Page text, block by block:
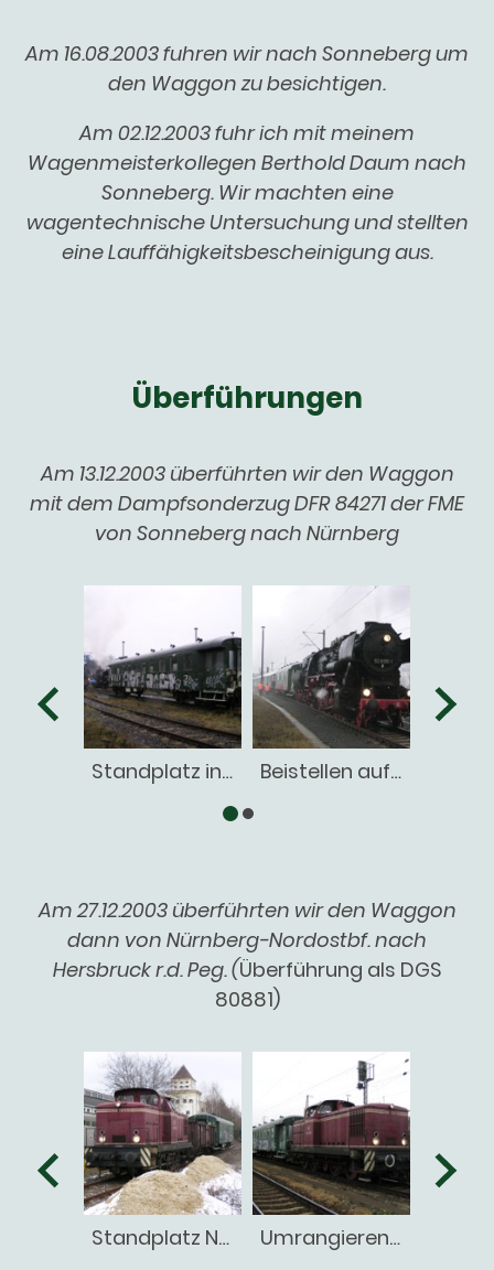
Am 16.08.2003 fuhren wir nach Sonneberg um
den Waggon zu besichtigen.
Am 02.12.2003 fuhr ich mit meinem
Wagenmeisterkollegen Berthold Daum nach
Sonneberg. Wir machten eine
wagentechnische Untersuchung und stellten
eine Lauffähigkeitsbescheinigung aus.
Überführungen
Am 13.12.2003 überführten wir den Waggon
mit dem Dampfsonderzug DFR 84271 der FME
von Sonneberg nach Nürnberg
Standplatz in Sonneberg Beistellen auf Sdz als Schlussläufer
Am 27.12.2003 überführten wir den Waggon
dann von Nürnberg-Nordostbf. nach
Hersbruck r.d. Peg. (Überführung als DGS
80881)
Standplatz Nürnberg Nordost Umrangieren in Fürth Hbf